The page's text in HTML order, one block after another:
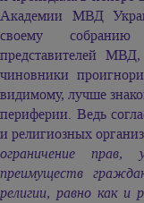
Академии МВД
своему собранию
представителей
чиновники
видимому, лучше
периферии. Ведь
и религиозных
ограничение прав,
преимуществ
религии, равно как